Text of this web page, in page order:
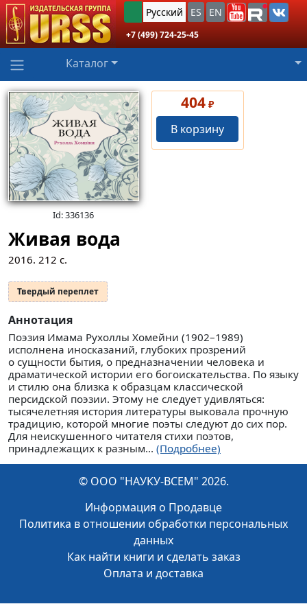
Русский ES EN
+7 (499) 724-25-45
Каталог
Id: 336136
404 ₽
В корзину
Живая вода
2016. 212 с.
Твердый переплет
Аннотация
Поэзия Имама Рухоллы Хомейни (1902–1989)
исполнена иносказаний, глубоких прозрений
о сущности бытия, о предназначении человека и
драматической истории его богоискательства. По языку
и стилю она близка к образцам классической
персидской поэзии. Этому не следует удивляться:
тысячелетняя история литературы выковала прочную
традицию, которой многие поэты следуют до сих пор.
Для неискушенного читателя стихи поэтов,
принадлежащих к разным... (Подробнее)
© ООО "НАУКУ-ВСЕМ" 2026.
Информация о Продавце
Политика в отношении обработки персональных
данных
Как найти книги и сделать заказ
Оплата и доставка